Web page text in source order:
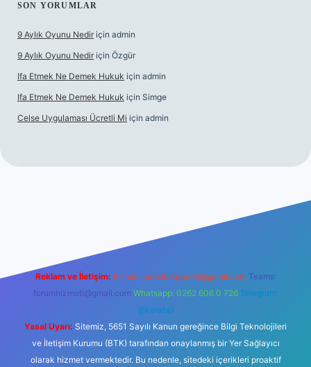
SON YORUMLAR
9 Aylık Oyunu Nedir için admin
9 Aylık Oyunu Nedir için Özgür
Ifa Etmek Ne Demek Hukuk için admin
Ifa Etmek Ne Demek Hukuk için Simge
Celse Uygulaması Ücretli Mi için admin
Reklam ve İletişim: E-mail: backlinkpaneli@gmail.com Teams:
forumhizmeti@gmail.com Whatsapp: 0262 606 0 726 Telegram:
@karabul
Yasal Uyarı: Sitemiz, 5651 Sayılı Kanun gereğince Bilgi Teknolojileri
ve İletişim Kurumu (BTK) tarafından onaylanmış bir Yer Sağlayıcı
olarak hizmet vermektedir. Bu nedenle, sitedeki içerikleri proaktif